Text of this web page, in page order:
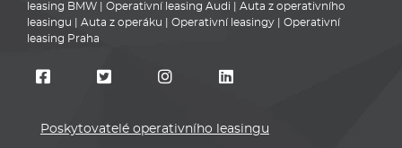
leasing BMW
Operativní leasing Audi
Auta z operativního
leasingu
Auta z operáku Operativní leasingy
Operativní
leasing Praha
Poskytovatelé operativního leasingu